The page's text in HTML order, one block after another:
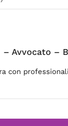
– Avvocato –
con